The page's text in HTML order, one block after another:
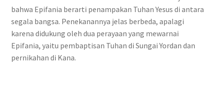
bahwa Epifania berarti penampakan Tuhan Yesus di antara
segala bangsa. Penekanannya jelas berbeda, apalagi
karena didukung oleh dua perayaan yang mewarnai
Epifania, yaitu pembaptisan Tuhan di Sungai Yordan dan
pernikahan di Kana.